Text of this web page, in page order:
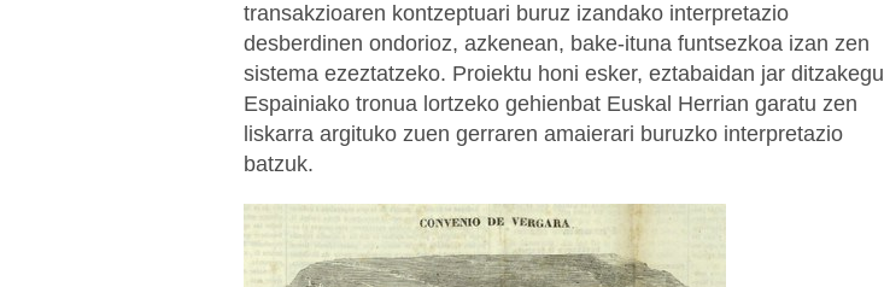
transakzioaren kontzeptuari buruz izandako interpretazio
desberdinen ondorioz, azkenean, bake-ituna funtsezkoa izan zen
sistema ezeztatzeko. Proiektu honi esker, eztabaidan jar ditzakegu
Espainiako tronua lortzeko gehienbat Euskal Herrian garatu zen
liskarra argituko zuen gerraren amaierari buruzko interpretazio
batzuk.